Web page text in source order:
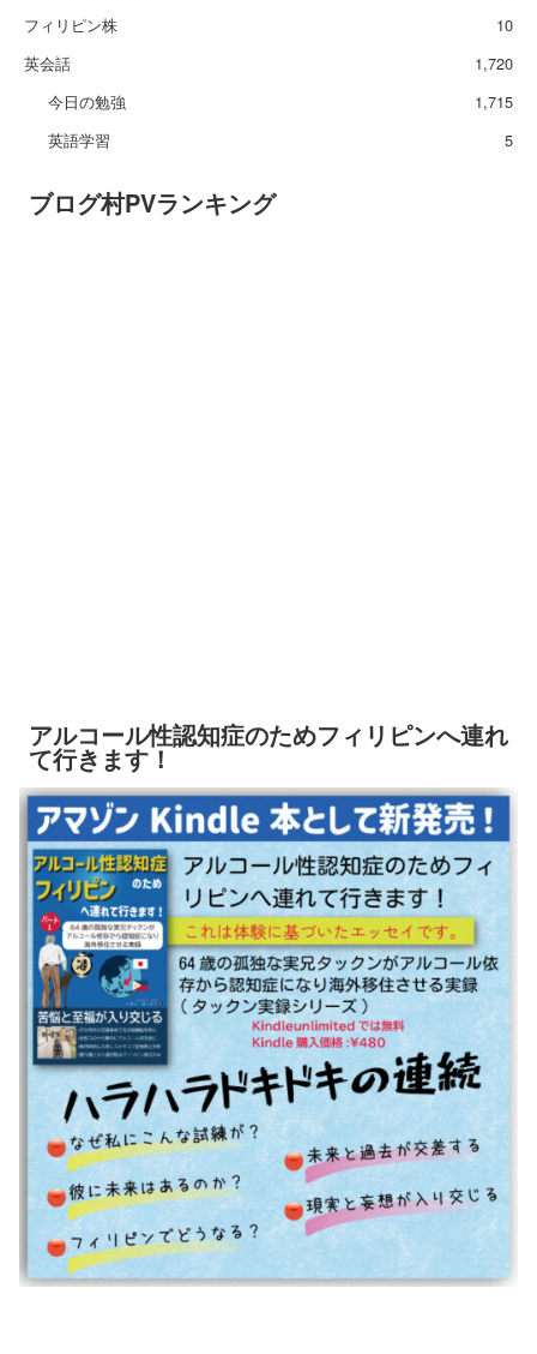
フィリピン株
10
英会話
1,720
今日の勉強
1,715
英語学習
5
ブログ村PVランキング
アルコール性認知症のためフィリピンへ連れ
て行きます！